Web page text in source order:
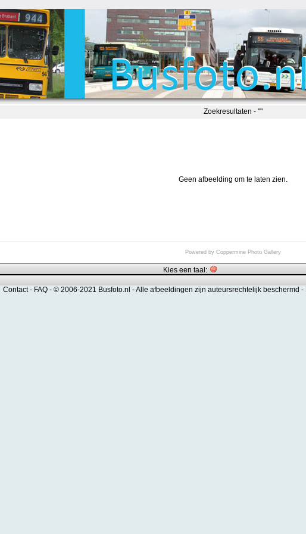
Zoekresultaten - ""
Geen afbeelding om te laten zien.
Powered by Coppermine Photo Gallery
Kies een taal:
Contact- FAQ - © 2006-2021 Busfoto.nl -Alle afbeeldingen zijn auteursrechtelijk beschermd -